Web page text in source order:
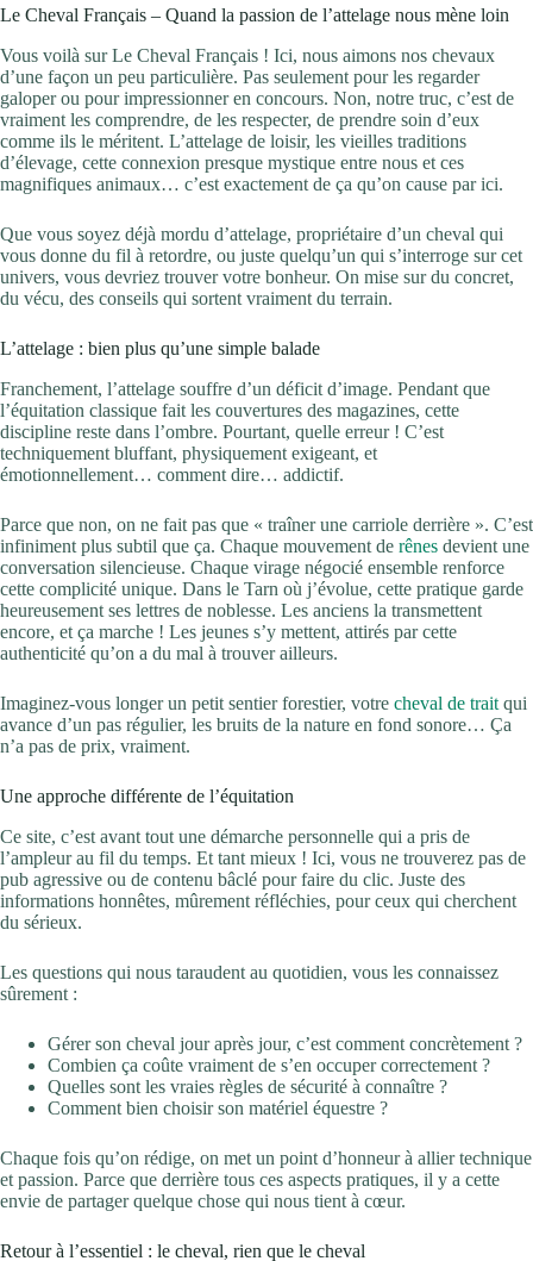
Le Cheval Français – Quand la passion de l’attelage nous mène loin
Vous voilà sur Le Cheval Français ! Ici, nous aimons nos chevaux
d’une façon un peu particulière. Pas seulement pour les regarder
galoper ou pour impressionner en concours. Non, notre truc, c’est de
vraiment les comprendre, de les respecter, de prendre soin d’eux
comme ils le méritent. L’attelage de loisir, les vieilles traditions
d’élevage, cette connexion presque mystique entre nous et ces
magnifiques animaux… c’est exactement de ça qu’on cause par ici.
Que vous soyez déjà mordu d’attelage, propriétaire d’un cheval qui
vous donne du fil à retordre, ou juste quelqu’un qui s’interroge sur cet
univers, vous devriez trouver votre bonheur. On mise sur du concret,
du vécu, des conseils qui sortent vraiment du terrain.
L’attelage : bien plus qu’une simple balade
Franchement, l’attelage souffre d’un déficit d’image. Pendant que
l’équitation classique fait les couvertures des magazines, cette
discipline reste dans l’ombre. Pourtant, quelle erreur ! C’est
techniquement bluffant, physiquement exigeant, et
émotionnellement… comment dire… addictif.
Parce que non, on ne fait pas que « traîner une carriole derrière ». C’est
infiniment plus subtil que ça. Chaque mouvement de rênes devient une
conversation silencieuse. Chaque virage négocié ensemble renforce
cette complicité unique. Dans le Tarn où j’évolue, cette pratique garde
heureusement ses lettres de noblesse. Les anciens la transmettent
encore, et ça marche ! Les jeunes s’y mettent, attirés par cette
authenticité qu’on a du mal à trouver ailleurs.
Imaginez-vous longer un petit sentier forestier, votre cheval de trait qui
avance d’un pas régulier, les bruits de la nature en fond sonore… Ça
n’a pas de prix, vraiment.
Une approche différente de l’équitation
Ce site, c’est avant tout une démarche personnelle qui a pris de
l’ampleur au fil du temps. Et tant mieux ! Ici, vous ne trouverez pas de
pub agressive ou de contenu bâclé pour faire du clic. Juste des
informations honnêtes, mûrement réfléchies, pour ceux qui cherchent
du sérieux.
Les questions qui nous taraudent au quotidien, vous les connaissez
sûrement :
Gérer son cheval jour après jour, c’est comment concrètement ?
Combien ça coûte vraiment de s’en occuper correctement ?
Quelles sont les vraies règles de sécurité à connaître ?
Comment bien choisir son matériel équestre ?
Chaque fois qu’on rédige, on met un point d’honneur à allier technique
et passion. Parce que derrière tous ces aspects pratiques, il y a cette
envie de partager quelque chose qui nous tient à cœur.
Retour à l’essentiel : le cheval, rien que le cheval